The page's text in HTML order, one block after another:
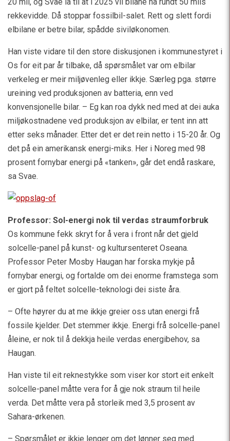
rekkevidde. Då stoppar fossilbil-salet. Rett og slett fordi
elbilane er betre bilar, spådde siviløkonomen.
Han viste vidare til den store diskusjonen i kommunestyret i
Os for eit par år tilbake, då spørsmålet var om elbilar
verkeleg er meir miljøvenleg eller ikkje. Særleg pga. større
ureining ved produksjonen av batteria, enn ved
konvensjonelle bilar. – Eg kan roa dykk ned med at dei auka
miljøkostnadene ved produksjon av elbilar, er tent inn att
etter seks månader. Etter det er det rein netto i 15-20 år. Og
det på ein amerikansk energi-miks. Her i Noreg med 98
prosent fornybar energi på «tanken», går det endå raskare,
sa Svae.
Professor: Sol-energi nok til verdas straumforbruk
Os kommune fekk skryt for å vera i front når det gjeld
solcelle-panel på kunst- og kultursenteret Oseana.
Professor Peter Mosby Haugan har forska mykje på
fornybar energi, og fortalde om dei enorme framstega som
er gjort på feltet solcelle-teknologi dei siste åra.
– Ofte høyrer du at me ikkje greier oss utan energi frå
fossile kjelder. Det stemmer ikkje. Energi frå solcelle-panel
åleine, er nok til å dekkja heile verdas energibehov, sa
Haugan.
Han viste til eit reknestykke som viser kor stort eit enkelt
solcelle-panel måtte vera for å gje nok straum til heile
verda. Det måtte vera på storleik med 3,5 prosent av
Sahara-ørkenen.
– Spørsmålet er ikkje lenger om det lønner seg med